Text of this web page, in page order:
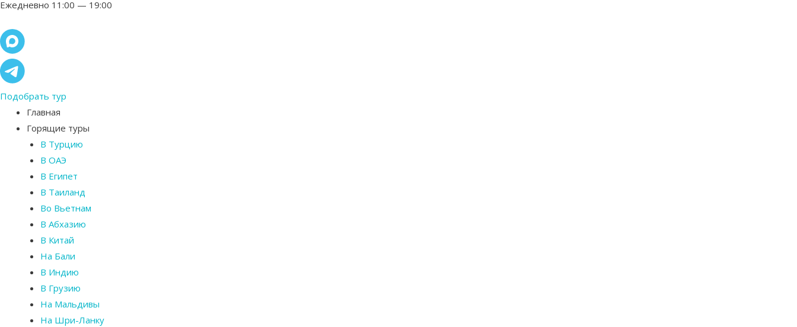
Ежедневно 11:00 — 19:00
Подобрать тур
Главная
Горящие туры
В Турцию
В ОАЭ
В Египет
В Таиланд
Во Вьетнам
В Абхазию
В Китай
На Бали
В Индию
В Грузию
На Мальдивы
На Шри-Ланку